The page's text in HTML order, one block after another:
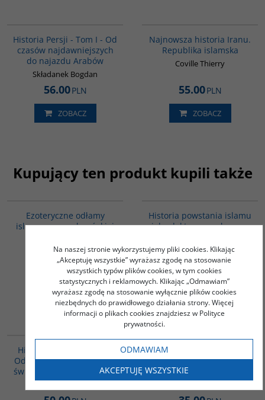
Historia Persji - Tom I - Od
czasów najdawniejszych
do najazdu Arabów
Składanek Bogdan
56.00PLN
ZOBACZ
Najnowsza historia Iranu.
Republika islamska
Coville Thierry
55.00PLN
ZOBACZ
Kupujący ten produkt kupili także
Ezoteryczne odłamy
islamu w muzułmańskiej
herezjograficznej
Pachniak Katarzyna
50.00PLN
ZOBACZ
Historia powstania islamu
jako doktryny społeczno-
Jamsheer Hassan Ali
52.00PLN
ZOBACZ
BESTSELLER
Historia Persji - Tom III -
Od Safawidów do II wojny
światowej (XVI - poł. XX w.)
fundamentalizmów
muzułmańskich
Na naszej stronie wykorzystujemy pliki cookies. Klikając
„Akceptuję wszystkie” wyrażasz zgodę na stosowanie
wszystkich typów plików cookies, w tym cookies
statystycznych i reklamowych. Klikając „Odmawiam”
wyrażasz zgodę na stosowanie wyłącznie plików cookies
niezbędnych do prawidłowego działania strony. Więcej
informacji o plikach cookies znajdziesz w Polityce
prywatności.
ODMAWIAM
AKCEPTUJĘ WSZYSTKIE